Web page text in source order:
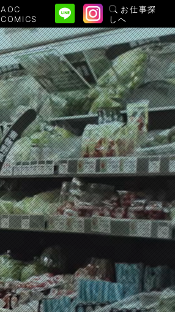
AOC
COMICS
お仕事探
しへ